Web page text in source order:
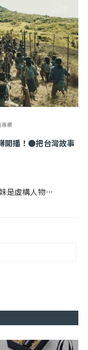
專欄
開播！●把台灣故事
是虛構人物…